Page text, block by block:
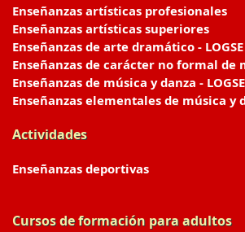
Enseñanzas artísticas profesionales
Enseñanzas artísticas superiores
Enseñanzas de arte dramático - LOGSE
Enseñanzas de carácter no formal de
Enseñanzas de música y danza - LOGSE
Enseñanzas elementales de música y
Actividades
Enseñanzas deportivas
Cursos de formación para adultos